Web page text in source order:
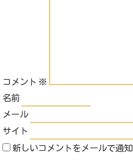
コメント ※
名前
メール
サイト
新しいコメントをメールで通知